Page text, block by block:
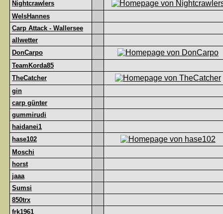
Nightcrawlers
WelsHannes
Carp Attack - Wallersee
allwetter
DonCarpo
TeamKorda85
TheCatcher
gin
carp günter
gummirudi
haidanei1
hase102
Moschi
horst
jaaa
Sumsi
850trx
frk1961